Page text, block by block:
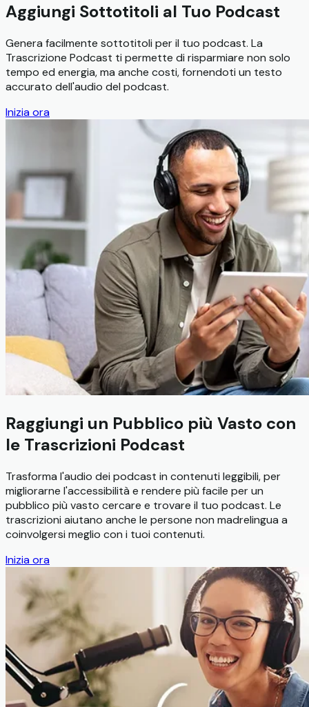
Aggiungi Sottotitoli al Tuo Podcast
Genera facilmente sottotitoli per il tuo podcast. La
Trascrizione Podcast ti permette di risparmiare non solo
tempo ed energia, ma anche costi, fornendoti un testo
accurato dell'audio del podcast.
Inizia ora
Raggiungi un Pubblico più Vasto con
le Trascrizioni Podcast
Trasforma l'audio dei podcast in contenuti leggibili, per
migliorarne l'accessibilità e rendere più facile per un
pubblico più vasto cercare e trovare il tuo podcast. Le
trascrizioni aiutano anche le persone non madrelingua a
coinvolgersi meglio con i tuoi contenuti.
Inizia ora